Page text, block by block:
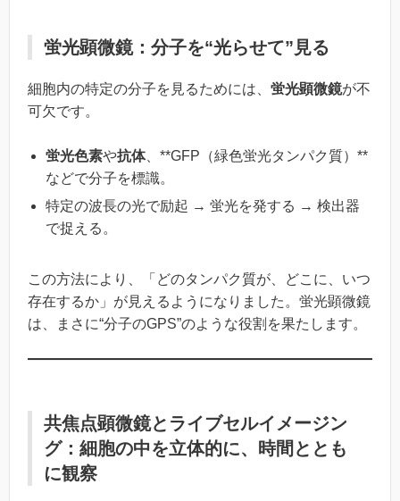
蛍光顕微鏡：分子を“光らせて”見る
細胞内の特定の分子を見るためには、 蛍光顕微鏡が不
可欠です。
蛍光色素や抗体、**GFP（緑色蛍光タンパク質）**
などで分子を標識。
特定の波長の光で励起 → 蛍光を発する → 検出器
で捉える。
この方法により、「どのタンパク質が、どこに、いつ
存在するか」が見えるようになりました。蛍光顕微鏡
は、まさに“分子のGPS”のような役割を果たします。
共焦点顕微鏡とライブセルイメージン
グ：細胞の中を立体的に、時間ととも
に観察